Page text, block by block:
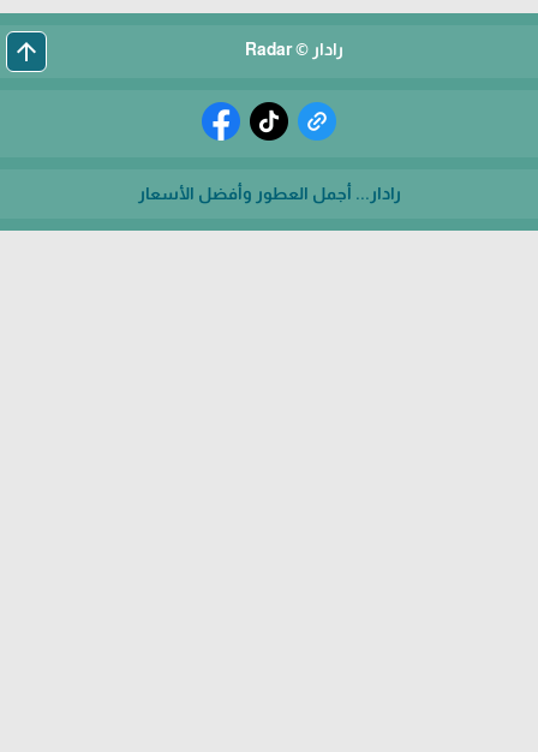
رادار © Radar arrow_upward
رادار... أجمل العطور وأفضل الأسعار